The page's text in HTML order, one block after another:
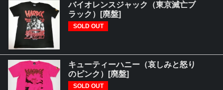
バイオレンスジャック（東京滅亡ブ
ラック）[廃盤]
SOLD OUT
キューティーハニー（哀しみと怒り
のピンク）[廃盤]
SOLD OUT